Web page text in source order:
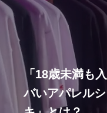
「18歳未満も
バいアパレル